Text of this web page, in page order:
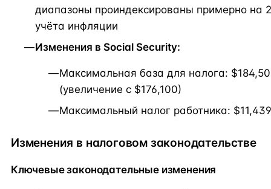
диапазоны проиндексированы примерно на
учёта инфляции
Изменения в Social Security:
Максимальная база для налога:
(увеличение с $176,100)
Максимальный налог работника: $11,439
Изменения в налоговом законодательстве
Ключевые законодательные изменения